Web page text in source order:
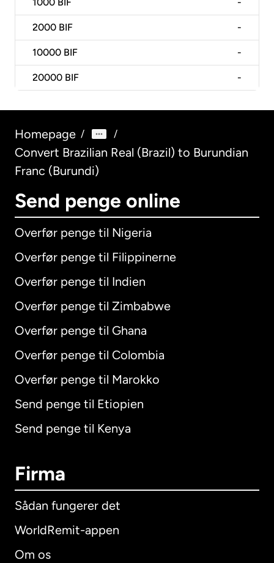
1000 BIF -
2000 BIF -
10000 BIF -
20000 BIF -
Homepage / /
Convert Brazilian Real (Brazil) to Burundian
Franc (Burundi)
Send penge online
Overfør penge til Nigeria
Overfør penge til Filippinerne
Overfør penge til Indien
Overfør penge til Zimbabwe
Overfør penge til Ghana
Overfør penge til Colombia
Overfør penge til Marokko
Send penge til Etiopien
Send penge til Kenya
Firma
Sådan fungerer det
WorldRemit-appen
Om os